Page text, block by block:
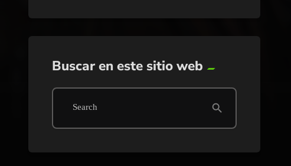
Buscar en este sitio web
Search search